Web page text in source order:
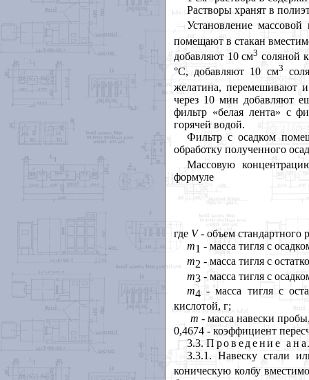
Растворы хранят в
Установление
помещают в стакан
добавляют 10 см3 соляной
°С, добавляют 10 см3
желатина, перемешивают
через 10 мин добавляют
фильтр «белая лента» с
горячей водой.
Фильтр с осадком
обработку полученного
Массовую
формуле
где V- объем стандартного
m1 - масса тигля с
m2 - масса тигля с
m3 - масса тигля с
m4- масса тигля с
кислотой, г;
m - масса навески
0,4674 - коэффициент
3.3.Проведение
3.3.1. Навеску стали
коническую колбу